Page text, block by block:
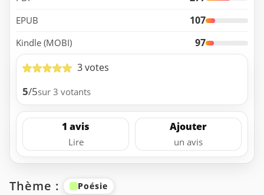
EPUB 107
Kindle (MOBI)
97
3 votes
5/5sur 3 votants
1 avis
Lire
Ajouter
un avis
Thème : Poésie